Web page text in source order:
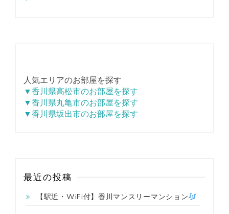
人気エリアのお部屋を探す
▼香川県高松市のお部屋を探す
▼香川県丸亀市のお部屋を探す
▼香川県坂出市のお部屋を探す
最近の投稿
【駅近・WiFi付】香川マンスリーマンション